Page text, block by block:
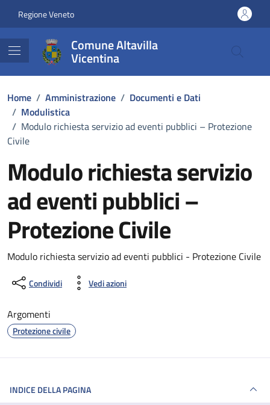
Regione Veneto
Comune Altavilla
Vicentina
Home / Amministrazione / Documenti e Dati
/ Modulistica
/ Modulo richiesta servizio ad eventi pubblici – Protezione
Civile
Modulo richiesta servizio
ad eventi pubblici –
Protezione Civile
Dettagli del documento
Modulo richiesta servizio ad eventi pubblici - Protezione Civile
Condividi Vedi azioni
Argomenti
Protezione civile
INDICE DELLA PAGINA